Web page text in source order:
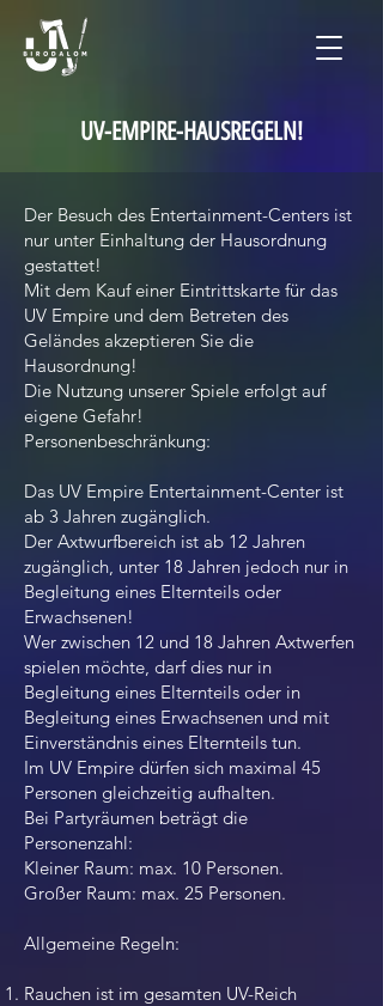
UV-EMPIRE-HAUSREGELN!
Der Besuch des Entertainment-Centers ist
nur unter Einhaltung der Hausordnung
gestattet!
Mit dem Kauf einer Eintrittskarte für das
UV Empire und dem Betreten des
Geländes akzeptieren Sie die
Hausordnung!
Die Nutzung unserer Spiele erfolgt auf
eigene Gefahr!
Personenbeschränkung:
Das UV Empire Entertainment-Center ist
ab 3 Jahren zugänglich.
Der Axtwurfbereich ist ab 12 Jahren
zugänglich, unter 18 Jahren jedoch nur in
Begleitung eines Elternteils oder
Erwachsenen!
Wer zwischen 12 und 18 Jahren Axtwerfen
spielen möchte, darf dies nur in
Begleitung eines Elternteils oder in
Begleitung eines Erwachsenen und mit
Einverständnis eines Elternteils tun.
Im UV Empire dürfen sich maximal 45
Personen gleichzeitig aufhalten.
Bei Partyräumen beträgt die
Personenzahl:
Kleiner Raum: max. 10 Personen.
Großer Raum: max. 25 Personen.
Allgemeine Regeln:
Rauchen ist im gesamten UV-Reich